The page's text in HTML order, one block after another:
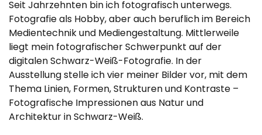
Seit Jahrzehnten bin ich fotografisch unterwegs.
Fotografie als Hobby, aber auch beruflich im Bereich
Medientechnik und Mediengestaltung. Mittlerweile
liegt mein fotografischer Schwerpunkt auf der
digitalen Schwarz-Weiß-Fotografie. In der
Ausstellung stelle ich vier meiner Bilder vor, mit dem
Thema Linien, Formen, Strukturen und Kontraste –
Fotografische Impressionen aus Natur und
Architektur in Schwarz-Weiß.